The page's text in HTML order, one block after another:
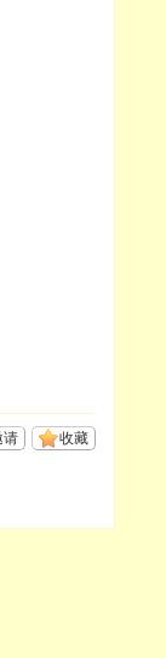
收藏
请